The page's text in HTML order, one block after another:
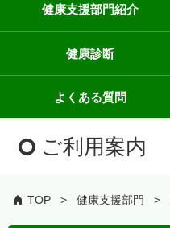
健康支援部門紹介
健康診断
よくある質問
ご利用案内
TOP 健康支援部門